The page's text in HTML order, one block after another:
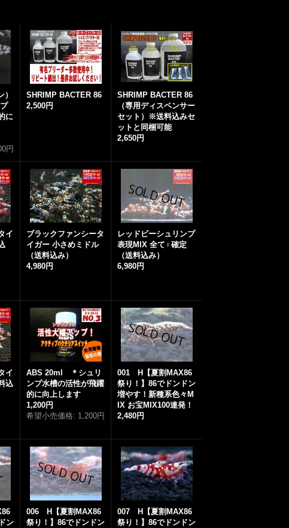
に
円
SHRIMP BACTER 86
2,500円
SHRIMP BACTER 86
（専用ディスペンサー
セット）※送料込みセ
ットと同梱可能
2,650円
イ
ブラックファンシータ
イガー 小さめミドル
（送料込み）
4,980円
レッドビーシュリンプ
表現MIX 全て♀確定
（送料込み）
6,980円
イ
込
ABS 20ml ＊シュリ
ンプ水槽の活性が飛躍
的に向上します
1,200円
希望小売価格: 1,200円
001 H【夏割MAX86
祭り！】86でドンドン
増やす！新種系色々M
IX お宝MIX100連発！
2,480円
ン
006 H【夏割MAX86
祭り！】86でドンドン
007 H【夏割MAX86
祭り！】86でドンドン